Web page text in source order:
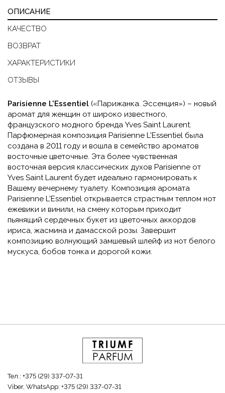
ОПИСАНИЕ
КАЧЕСТВО
ВОЗВРАТ
ХАРАКТЕРИСТИКИ
ОТЗЫВЫ
Parisienne L'Essentiel («Парижанка. Эссенция») – новый
аромат для женщин от широко известного,
французского модного бренда Yves Saint Laurent.
Парфюмерная композиция Parisienne L'Essentiel была
создана в 2011 году и вошла в семейство ароматов
восточные цветочные. Эта более чувственная
восточная версия классических духов Parisienne от
Yves Saint Laurent будет идеально гармонировать к
Вашему вечернему туалету. Композиция аромата
Parisienne L'Essentiel открывается страстным теплом нот
ежевики и винили, на смену которым приходит
пьянящий сердечных букет из цветочных аккордов
ириса, жасмина и дамасской розы. Завершит
композицию волнующий замшевый шлейф из нот белого
мускуса, бобов тонка и дорогой кожи.
Тел.: +375 (29) 337-07-31
Viber, WhatsApp: +375 (29) 337-07-31